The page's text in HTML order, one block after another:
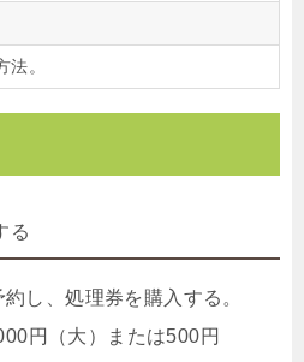
。
る
し、処理券を購入する。
円（大）または500円